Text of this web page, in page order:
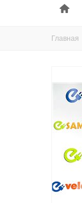
Главная